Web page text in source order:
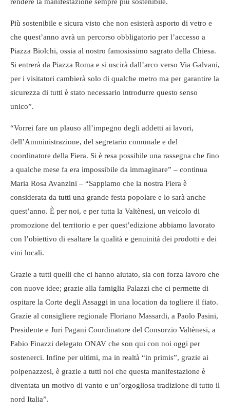
Più sostenibile e sicura visto che non esisterà asporto di vetro e
che quest’anno avrà un percorso obbligatorio per l’accesso a
Piazza Biolchi, ossia al nostro famosissimo sagrato della Chiesa.
Si entrerà da Piazza Roma e si uscirà dall’arco verso Via Galvani,
per i visitatori cambierà solo di qualche metro ma per garantire la
sicurezza di tutti è stato necessario introdurre questo senso
unico”.
“Vorrei fare un plauso all’impegno degli addetti ai lavori,
dell’Amministrazione, del segretario comunale e del
coordinatore della Fiera. Si è resa possibile una rassegna che fino
a qualche mese fa era impossibile da immaginare” – continua
Maria Rosa Avanzini – “Sappiamo che la nostra Fiera è
considerata da tutti una grande festa popolare e lo sarà anche
quest’anno. È per noi, e per tutta la Valtènesi, un veicolo di
promozione del territorio e per quest’edizione abbiamo lavorato
con l’obiettivo di esaltare la qualità e genuinità dei prodotti e dei
vini locali.
Grazie a tutti quelli che ci hanno aiutato, sia con forza lavoro che
con nuove idee; grazie alla famiglia Palazzi che ci permette di
ospitare la Corte degli Assaggi in una location da togliere il fiato.
Grazie al consigliere regionale Floriano Massardi, a Paolo Pasini,
Presidente e Juri Pagani Coordinatore del Consorzio Valtènesi, a
Fabio Finazzi delegato ONAV che son qui con noi oggi per
sostenerci. Infine per ultimi, ma in realtà “in primis”, grazie ai
polpenazzesi, è grazie a tutti noi che questa manifestazione è
diventata un motivo di vanto e un’orgogliosa tradizione di tutto il
nord Italia”.